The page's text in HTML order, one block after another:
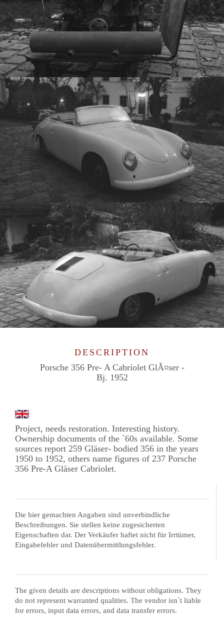
DESCRIPTION
Porsche 356 Pre- A Cabriolet GlÃ¤ser -
Bj. 1952
Project, needs restoration. Interesting history.
Ownership documents of the `60s available. Some
sources report 259 Gläser- bodied 356 in the years
1950 to 1952, others name figures of 237 Porsche
356 Pre-A Gläser Cabriolet.
Die hier gemachten Angaben sind unverbindliche
Beschreibungen. Sie stellen keine zugesicherten
Eigenschaften dar. Der Verkäufer haftet nicht für Irrtümer,
Eingabefehler und Datenübermittlungsfehler.
The given details are descriptions without obligations. They
do not represent warranted qualities. The vendor isn`t liable
for errors, input data errors, and data transfer errors.